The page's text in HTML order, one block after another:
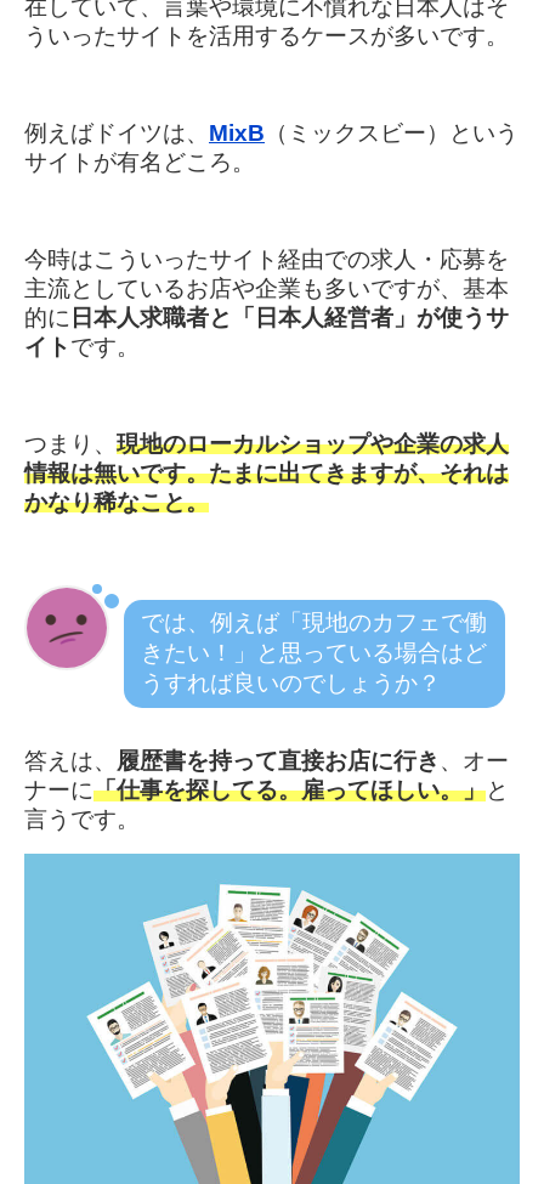
在していて、言葉や環境に不慣れな日本人はそ
ういったサイトを活用するケースが多いです。
例えばドイツは、 MixB （ミックスビー）という
サイトが有名どころ。
今時はこういったサイト経由での求人・応募を
主流としているお店や企業も多いですが、 基本
的に 日本人求職者と「日本人経営者」が使うサ
イト です。
つまり、 現地のローカルショップや企業の求人
情報は無いです。たまに出てきますが、それは
かなり稀なこと。
では、例えば「現地のカフェで働
きたい！」と思っている場合はど
うすれば良いのでしょうか？
答えは、 履歴書を持って直接お店に行き
、オー
ナーに「仕事を探してる。雇ってほしい。」と
言うです。